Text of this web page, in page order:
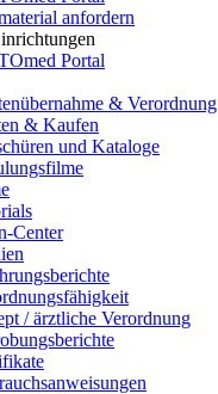
anfordern
Portal
& Verordnung
& Kaufen
und Kataloge
Center
/ ärztliche Verordnung